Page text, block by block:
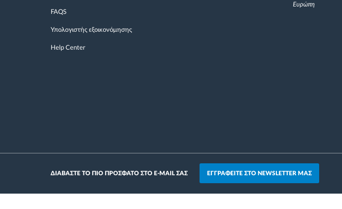
FAQS
Υπολογιστής εξοικονόμησης
Help Center
Ευρώπη
ΔΙΑΒΑΣΤΕ ΤΟ ΠΙΟ ΠΡΟΣΦΑΤΟ ΣΤΟ E-MAIL ΣΑΣ ΕΓΓΡΑΦΕΙΤΕ ΣΤΟ NEWSLETTER ΜΑΣ